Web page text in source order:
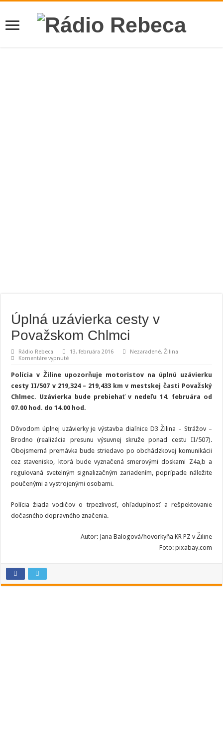
Úplná uzávierka cesty v
Považskom Chlmci
Rádio Rebeca 13. februára 2016 Nezaradené,Žilina
Komentáre vypnuténa
uzávierka
cesty
v
Považskom
Chlmci
Polícia v Žiline upozorňuje motoristov na úplnú uzávierku
cesty II/507 v 219,324 – 219,433 km v mestskej časti Považský
Chlmec. Uzávierka bude prebiehať v nedeľu 14. februára od
07.00 hod. do 14.00 hod.
Dôvodom úplnej uzávierky je výstavba diaľnice D3 Žilina – Strážov –
Brodno (realizácia presunu výsuvnej skruže ponad cestu II/507).
Obojsmerná premávka bude striedavo po obchádzkovej komunikácii
cez stavenisko, ktorá bude vyznačená smerovými doskami Z4a,b a
regulovaná svetelným signalizačným zariadením, poprípade náležite
poučenými a vystrojenými osobami.
Polícia žiada vodičov o trpezlivosť, ohľaduplnosť a rešpektovanie
dočasného dopravného značenia.
Autor: Jana Balogová/hovorkyňa KR PZ v Žiline
Foto: pixabay.com